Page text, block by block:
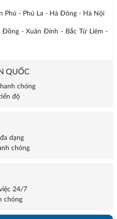
Phú - Phú La - Hà Đông - Hà Nội
Đồng - Xuân Đỉnh - Bắc Từ Liêm -
QUỐC
chóng
độ
dạng
chóng
24/7
chóng